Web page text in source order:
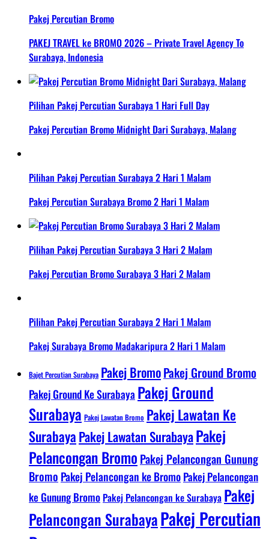
Pakej Percutian Bromo
PAKEJ TRAVEL ke BROMO 2026 – Private Travel Agency To
Surabaya, Indonesia
Pilihan Pakej Percutian Surabaya 1 Hari Full Day
Pakej Percutian Bromo Midnight Dari Surabaya, Malang
Pilihan Pakej Percutian Surabaya 2 Hari 1 Malam
Pakej Percutian Surabaya Bromo 2 Hari 1 Malam
Pilihan Pakej Percutian Surabaya 3 Hari 2 Malam
Pakej Percutian Bromo Surabaya 3 Hari 2 Malam
Pilihan Pakej Percutian Surabaya 2 Hari 1 Malam
Pakej Surabaya Bromo Madakaripura 2 Hari 1 Malam
Bajet Percutian Surabaya Pakej BromoPakej Ground Bromo
Pakej Ground Ke Surabaya Pakej Ground
Surabaya Pakej Lawatan Bromo Pakej Lawatan Ke
SurabayaPakej Lawatan SurabayaPakej
Pelancongan Bromo Pakej Pelancongan Gunung
Bromo Pakej Pelancongan ke BromoPakej Pelancongan
ke Gunung Bromo Pakej Pelancongan ke Surabaya Pakej
Pelancongan SurabayaPakej Percutian